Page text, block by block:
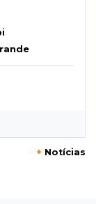
mil
+ Notícias